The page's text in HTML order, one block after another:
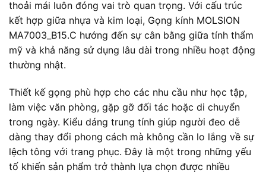
thoải mái luôn đóng vai trò quan trọng. Với cấu trúc
kết hợp giữa nhựa và kim loại, Gọng kính MOLSION
MA7003_B15.C hướng đến sự cân bằng giữa tính thẩm
mỹ và khả năng sử dụng lâu dài trong nhiều hoạt động
thường nhật.
Thiết kế gọng phù hợp cho các nhu cầu như học tập,
làm việc văn phòng, gặp gỡ đối tác hoặc di chuyển
trong ngày. Kiểu dáng trung tính giúp người đeo dễ
dàng thay đổi phong cách mà không cần lo lắng về sự
lệch tông với trang phục. Đây là một trong những yếu
tố khiến sản phẩm trở thành lựa chọn được nhiều